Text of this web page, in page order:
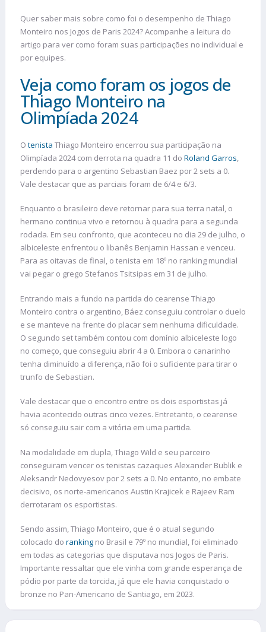
Quer saber mais sobre como foi o desempenho de Thiago
Monteiro nos Jogos de Paris 2024? Acompanhe a leitura do
artigo para ver como foram suas participações no individual e
por equipes.
Veja como foram os jogos de
Thiago Monteiro na
Olimpíada 2024
O tenista Thiago Monteiro encerrou sua participação na
Olimpíada 2024 com derrota na quadra 11 do Roland Garros,
perdendo para o argentino Sebastian Baez por 2 sets a 0.
Vale destacar que as parciais foram de 6/4 e 6/3.
Enquanto o brasileiro deve retornar para sua terra natal, o
hermano continua vivo e retornou à quadra para a segunda
rodada. Em seu confronto, que aconteceu no dia 29 de julho, o
albiceleste enfrentou o libanês Benjamin Hassan e venceu.
Para as oitavas de final, o tenista em 18º no ranking mundial
vai pegar o grego Stefanos Tsitsipas em 31 de julho.
Entrando mais a fundo na partida do cearense Thiago
Monteiro contra o argentino, Báez conseguiu controlar o duelo
e se manteve na frente do placar sem nenhuma dificuldade.
O segundo set também contou com domínio albiceleste logo
no começo, que conseguiu abrir 4 a 0. Embora o canarinho
tenha diminuído a diferença, não foi o suficiente para tirar o
trunfo de Sebastian.
Vale destacar que o encontro entre os dois esportistas já
havia acontecido outras cinco vezes. Entretanto, o cearense
só conseguiu sair com a vitória em uma partida.
Na modalidade em dupla, Thiago Wild e seu parceiro
conseguiram vencer os tenistas cazaques Alexander Bublik e
Aleksandr Nedovyesov por 2 sets a 0. No entanto, no embate
decisivo, os norte-americanos Austin Krajicek e Rajeev Ram
derrotaram os esportistas.
Sendo assim, Thiago Monteiro, que é o atual segundo
colocado do ranking no Brasil e 79º no mundial, foi eliminado
em todas as categorias que disputava nos Jogos de Paris.
Importante ressaltar que ele vinha com grande esperança de
pódio por parte da torcida, já que ele havia conquistado o
bronze no Pan-Americano de Santiago, em 2023.